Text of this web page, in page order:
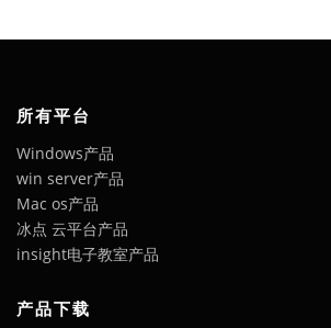
所有平台
Windows产品
win server产品
Mac os产品
冰点 云平台产品
insight电子教室产品
产品下载